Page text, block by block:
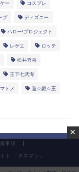
ー コスプレ
プ ディズニー
ハロー!プロジェクト
レゲエ ロッテ
松井秀喜
王下七武海
トメ 遊☆戯☆王
事項
ト 「タネタン」
×